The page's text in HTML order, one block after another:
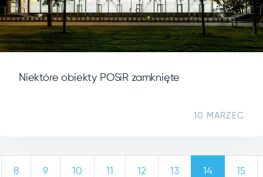
Niektóre obiekty POSiR zamknięte
10 MARZEC
8 9 10 11 12 13 14 15